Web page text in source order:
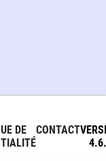
DE
CONTACT